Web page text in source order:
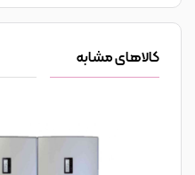
کالاهای مشابه